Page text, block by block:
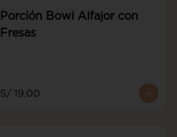
Porción Bowl Alfajor con
Fresas
S/ 19.00